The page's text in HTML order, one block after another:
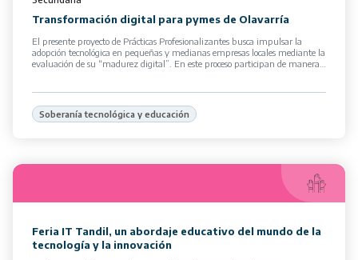
Transformación digital para pymes de Olavarría
El presente proyecto de Prácticas Profesionalizantes busca impulsar la
adopción tecnológica en pequeñas y medianas empresas locales mediante la
evaluación de su “madurez digital”. En este proceso participan de manera
Soberanía tecnológica y educación
Feria IT Tandil, un abordaje educativo del mundo de la
tecnología y la innovación